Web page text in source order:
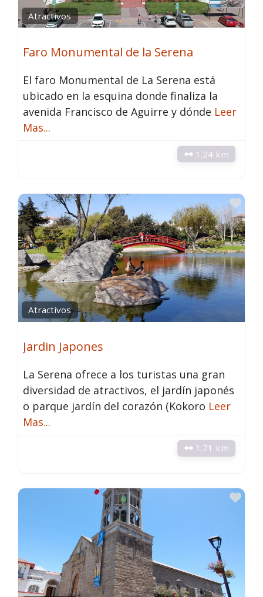
Atractivos
Faro Monumental de la Serena
El faro Monumental de La Serena está
ubicado en la esquina donde finaliza la
avenida Francisco de Aguirre y dónde Leer
Mas...
1.24 km
Atractivos
Jardin Japones
La Serena ofrece a los turistas una gran
diversidad de atractivos, el jardín japonés
o parque jardín del corazón (Kokoro Leer
Mas...
1.71 km